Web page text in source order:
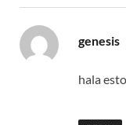
genesis
hala